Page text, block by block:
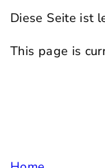
Diese Seite ist
This page is